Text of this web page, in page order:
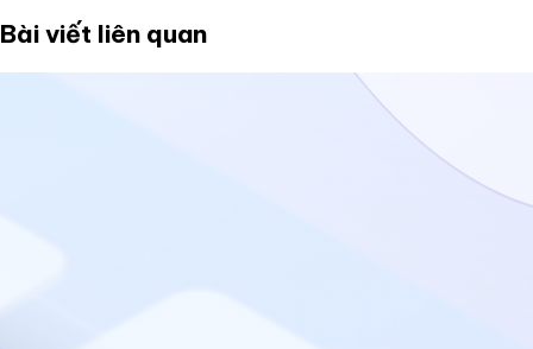
Bài viết liên quan